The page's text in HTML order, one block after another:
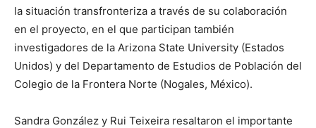
la situación transfronteriza a través de su colaboración
en el proyecto, en el que participan también
investigadores de la Arizona State University (Estados
Unidos) y del Departamento de Estudios de Población del
Colegio de la Frontera Norte (Nogales, México).
Sandra González y Rui Teixeira resaltaron el importante